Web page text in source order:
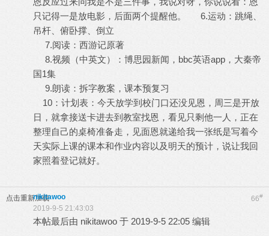
只记得一是放电影，后面两个提醒他。 6.运动：跳绳、
吊杆、俯卧撑、倒立
7.阅读：西游记原著
8.视频（中英文）：博思园新闻，bbc英语app，大秦帝
国1集
9.朗读：拆字教案，课本预复习
10：计划表：今天放学到校门口还没见恩，周三是开放
日，就拿接送卡进去到教室找恩，看见只剩他一人，正在
整理自己的桌椅准备走，见面恩就递给我一张纸是写着今
天实际上课的课本和作业内容以及明天的预计，说让我回
家照着登记就好。
点击重新加载 66#
nikitawoo
2019-9-5 21:43:03
本帖最后由 nikitawoo 于 2019-9-5 22:05 编辑